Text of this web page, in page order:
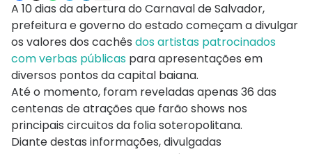
A 10 dias da abertura do Carnaval de Salvador,
prefeitura e governo do estado começam a divulgar
os valores dos cachês dos artistas patrocinados
com verbas públicas para apresentações em
diversos pontos da capital baiana.
Até o momento, foram reveladas apenas 36 das
centenas de atrações que farão shows nos
principais circuitos da folia soteropolitana.
Diante destas informações, divulgadas